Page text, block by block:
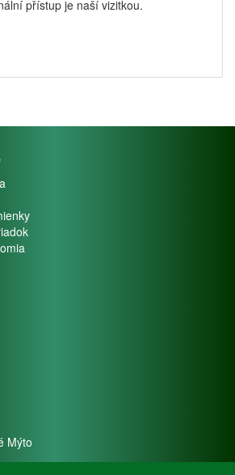
přístup je naší vizitkou.
Mýto